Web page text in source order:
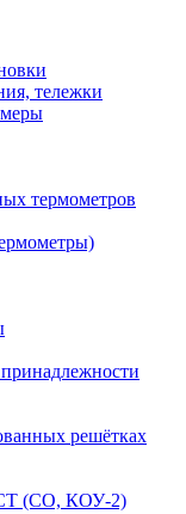
тележки
термометров
решётках
(СО, КОУ-2)